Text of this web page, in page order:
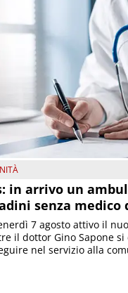
in arrivo un
senza medico
7 agosto attivo il
il dottor Gino Sapone
nel servizio alla